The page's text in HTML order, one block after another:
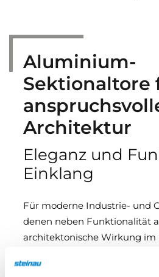
Aluminium-
Sektionaltore
Architektur
Eleganz und
Einklang
Für moderne Industrie- und
denen neben Funktionalität
architektonische Wirkung im
Aluminium-Sektionaltore mit
Verglasung die ideale Lösung.